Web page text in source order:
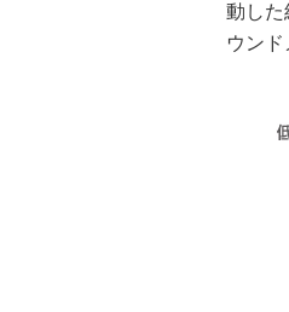
動した
ウン